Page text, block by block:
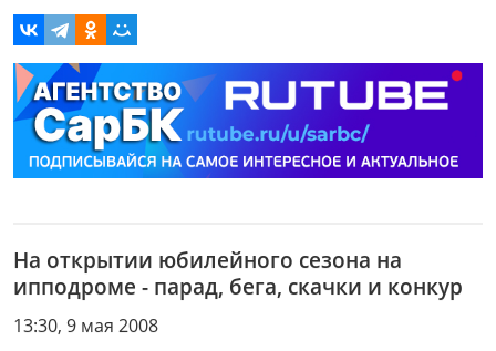
На открытии юбилейного сезона на
ипподроме - парад, бега, скачки и конкур
13:30, 9 мая 2008